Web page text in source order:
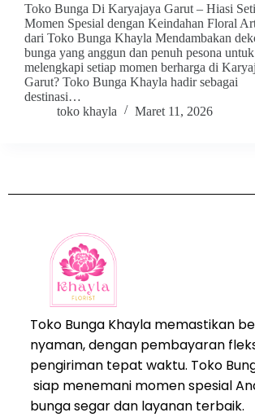
Toko Bunga Di Karyajaya Garut – Hiasi
Momen Spesial dengan Keindahan Floral
dari Toko Bunga Khayla Mendambakan
bunga yang anggun dan penuh pesona untuk
melengkapi setiap momen berharga di
Garut? Toko Bunga Khayla hadir sebagai
destinasi…
toko khayla
Maret 11, 2026
Toko Bunga Khayla memastikan
nyaman, dengan pembayaran
pengiriman tepat waktu. Toko
siap menemani momen spesial
bunga segar dan layanan terbaik.